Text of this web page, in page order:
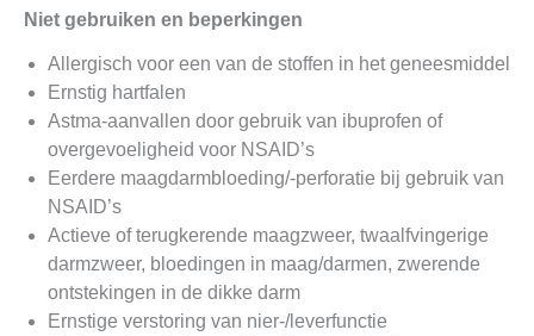
Niet gebruiken en beperkingen
Allergisch voor een van de stoffen in het geneesmiddel
Ernstig hartfalen
Astma-aanvallen door gebruik van ibuprofen of
overgevoeligheid voor NSAID’s
Eerdere maagdarmbloeding/-perforatie bij gebruik van
NSAID’s
Actieve of terugkerende maagzweer, twaalfvingerige
darmzweer, bloedingen in maag/darmen, zwerende
ontstekingen in de dikke darm
Ernstige verstoring van nier-/leverfunctie